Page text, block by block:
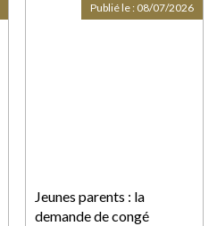
Jeunes parents : la
demande de congé
Publié le : 08/07/2026